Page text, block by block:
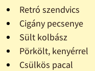
Retró szendvics
Cigány pecsenye
Sült kolbász
Pörkölt, kenyérrel
Csülkös pacal